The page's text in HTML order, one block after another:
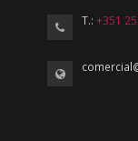
T.:+351